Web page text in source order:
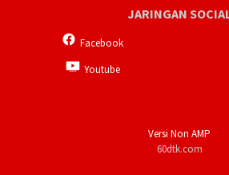
JARINGAN
Facebook
Youtube
Versi Non AMP
60dtk.com